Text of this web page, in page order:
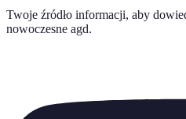
Twoje źródło informacji, aby
nowoczesne agd.